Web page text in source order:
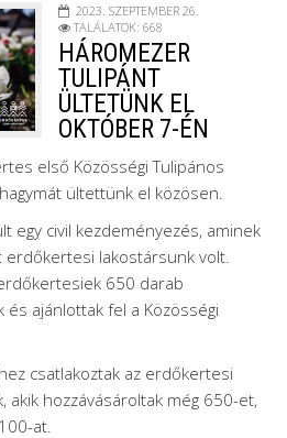
2023. SZEPTEMBER 26.
TALÁLATOK: 668
HÁROMEZER
TULIPÁNT
ÜLTETÜNK EL
OKTÓBER 7-ÉN
első Közösségi Tulipános
ültettünk el közösen.
egy civil kezdeményezés, aminek
lakostársunk volt.
650 darab
ajánlottak fel a Közösségi
csatlakoztak az erdőkertesi
akik hozzávásároltak még 650-et,
at.